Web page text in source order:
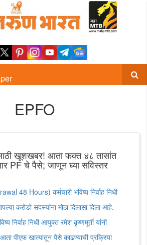
EPFO
खूशखबर! आता फक्त ४८ तासांत
PF चे पैसे; जाणून घ्या सविस्तर
48 Hours) कर्मचारी भविष्य निर्वाह निधी
करोडो सदस्यांना मोठा दिलासा दिला आहे.
निर्वाह निधी आयुक्त रमेश कृष्णमूर्ती यांनी
आता पीएफ खात्यातून पैसे काढण्याची प्रक्रिया